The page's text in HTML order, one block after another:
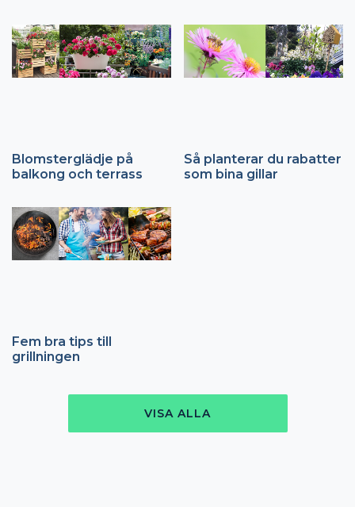
Blomsterglädje på
balkong och terrass
Så planterar du rabatter
som bina gillar
Fem bra tips till
grillningen
VISA ALLA